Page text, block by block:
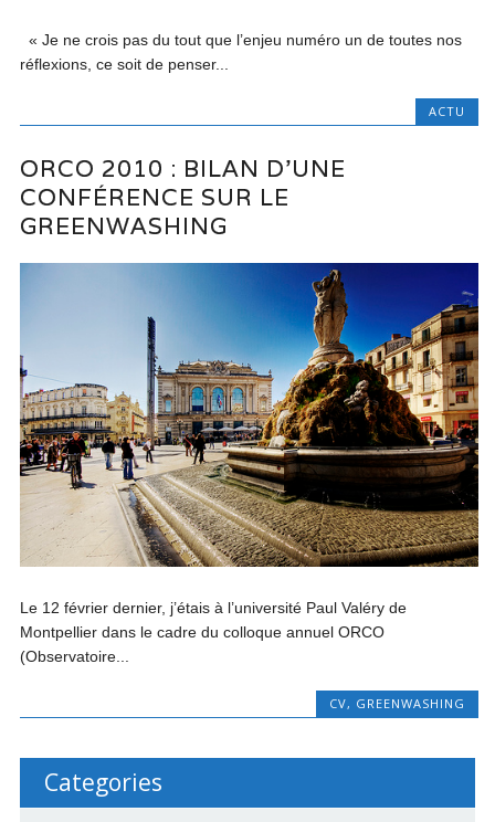
« Je ne crois pas du tout que l’enjeu numéro un de toutes nos
réflexions, ce soit de penser...
ACTU
ORCO 2010 : BILAN D’UNE
CONFÉRENCE SUR LE
GREENWASHING
Le 12 février dernier, j’étais à l’université Paul Valéry de
Montpellier dans le cadre du colloque annuel ORCO
(Observatoire...
CV, GREENWASHING
Categories